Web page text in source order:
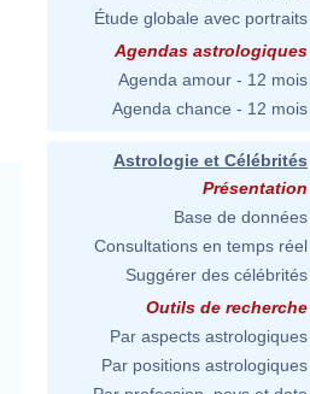
Étude globale avec portraits
Agendas astrologiques
Agenda amour - 12 mois
Agenda chance - 12 mois
Astrologie et Célébrités
Présentation
Base de données
Consultations en temps réel
Suggérer des célébrités
Outils de recherche
Par aspects astrologiques
Par positions astrologiques